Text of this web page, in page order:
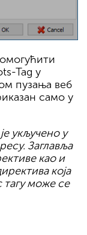
Tag у
пузања веб
само у
укључено у
Заглавља
као и
која
може се